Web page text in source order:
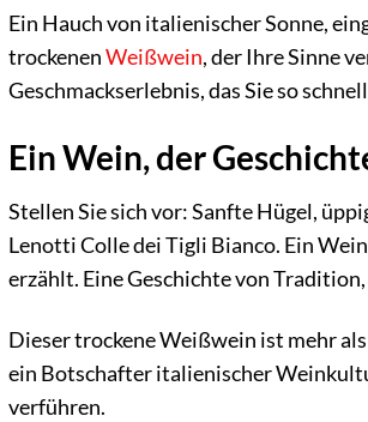
Ein Hauch von italienischer Sonne,
trockenenWeißwein, der Ihre Sinne
Geschmackserlebnis, das Sie so
Ein Wein, der
Stellen Sie sich vor: Sanfte Hügel,
Lenotti Colle dei Tigli Bianco. Ein
erzählt. Eine Geschichte von
Dieser trockene Weißwein ist mehr
ein Botschafter italienischer
verführen.